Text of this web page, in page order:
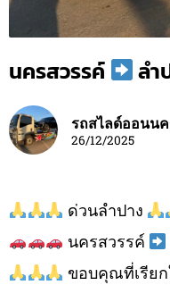
นครสวรรค์ ลำ
รถสไลด์ออนน
26/12/2025
ด่วนลำปาง
นครสวรรค์
ขอบคุณที่เรีย